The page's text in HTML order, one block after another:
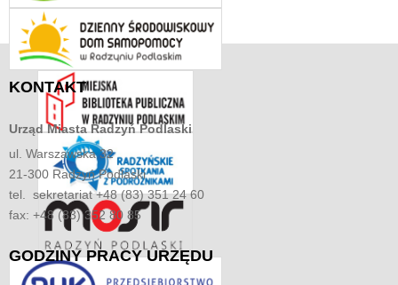
KONTAKT
Urząd MiastaRadzyń Podlaski
ul. Warszawska 32
21-300 Radzyń Podlaski
tel. sekretariat +48 (83) 351 24 60
fax: +48 (83) 352 80 85
GODZINYPRACY URZĘDU